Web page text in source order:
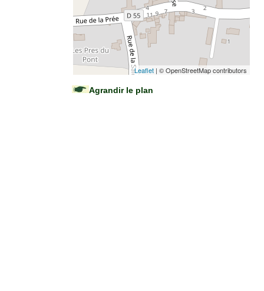
Leaflet | © OpenStreetMap contributors
Agrandir le plan